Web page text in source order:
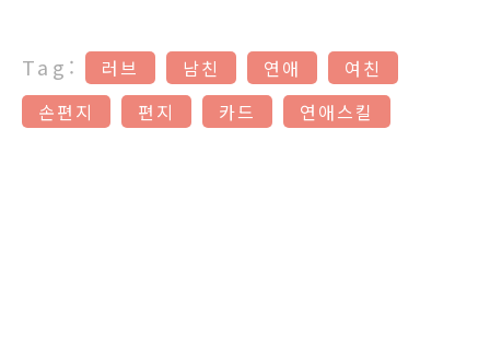
Tag: 러브 남친 연애
여친
손편지
편지 카드 연애스킬